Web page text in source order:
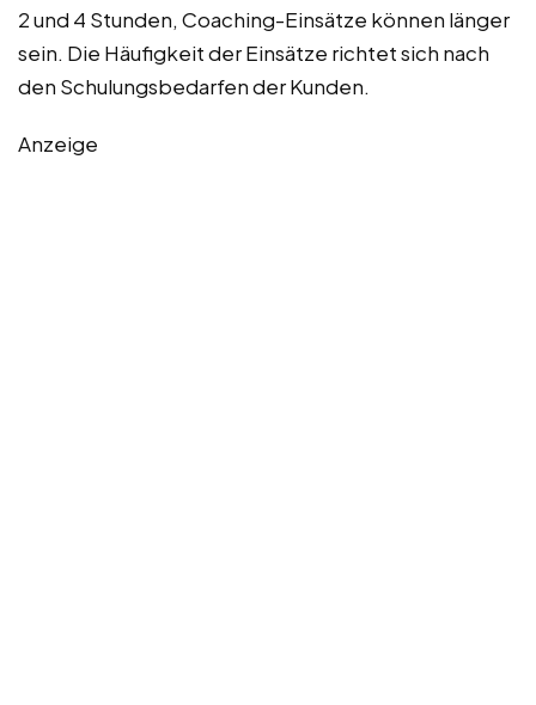
2 und 4 Stunden, Coaching-Einsätze können länger
sein. Die Häufigkeit der Einsätze richtet sich nach
den Schulungsbedarfen der Kunden.
Anzeige